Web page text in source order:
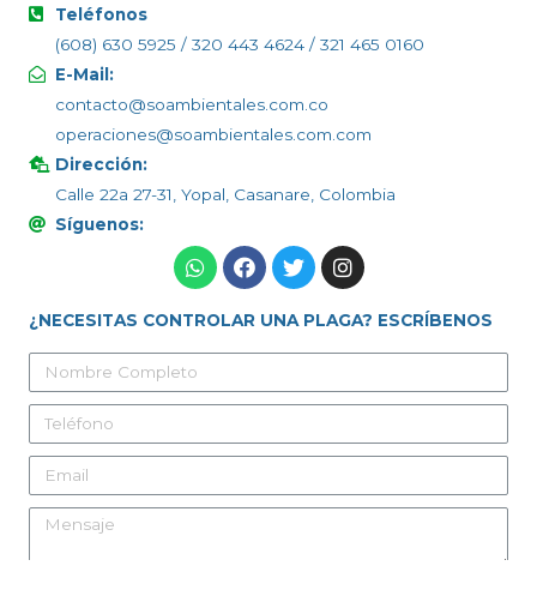
Teléfonos
(608) 630 5925 / 320 443 4624 / 321 465 0160
E-Mail:
contacto@soambientales.com.co
operaciones@soambientales.com.com
Dirección:
Calle 22a 27-31, Yopal, Casanare, Colombia
Síguenos:
¿NECESITAS CONTROLAR UNA PLAGA? ESCRÍBENOS